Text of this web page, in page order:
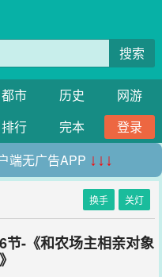
搜索
都市 历史
网游
排行 完本
登录
端无广告APP ↓↓↓
换手 关灯
-《和农场主相亲对象